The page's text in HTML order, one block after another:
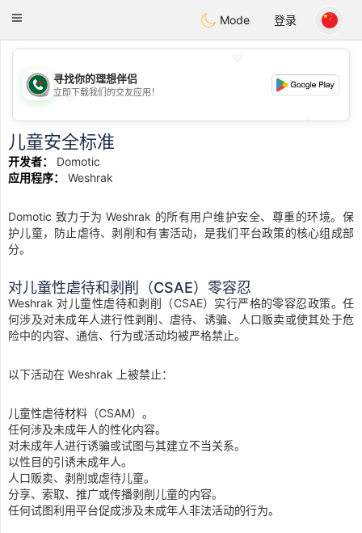
Weshrak
Toggle
Mode 登录
💖
💕
寻找你的理想伴侣
立即下载我们的交友应用！
儿童安全标准
开发者：
Domotic
应用程序：
Weshrak
Domotic 致力于为 Weshrak 的所有用户维护安全、尊重的环境。保
护儿童，防止虐待、剥削和有害活动，是我们平台政策的核心组成部
分。
对儿童性虐待和剥削（CSAE）零容忍
Weshrak 对儿童性虐待和剥削（CSAE）实行严格的零容忍政策。任
何涉及对未成年人进行性剥削、虐待、诱骗、人口贩卖或使其处于危
险中的内容、通信、行为或活动均被严格禁止。
以下活动在 Weshrak 上被禁止：
儿童性虐待材料（CSAM）。
任何涉及未成年人的性化内容。
对未成年人进行诱骗或试图与其建立不当关系。
以性目的引诱未成年人。
人口贩卖、剥削或虐待儿童。
分享、索取、推广或传播剥削儿童的内容。
任何试图利用平台促成涉及未成年人非法活动的行为。